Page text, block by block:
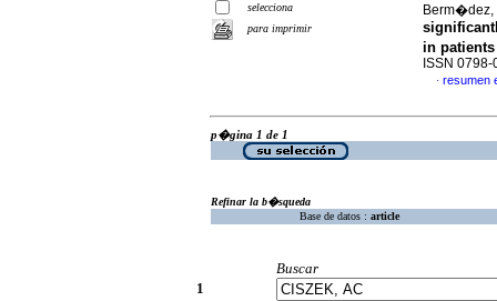
selecciona
para imprimir
Berm�dez,
in
ISSN 0798-
· resumen
p�gina 1 de 1
Refinar la b�squeda
Base de datos : article
Buscar
1